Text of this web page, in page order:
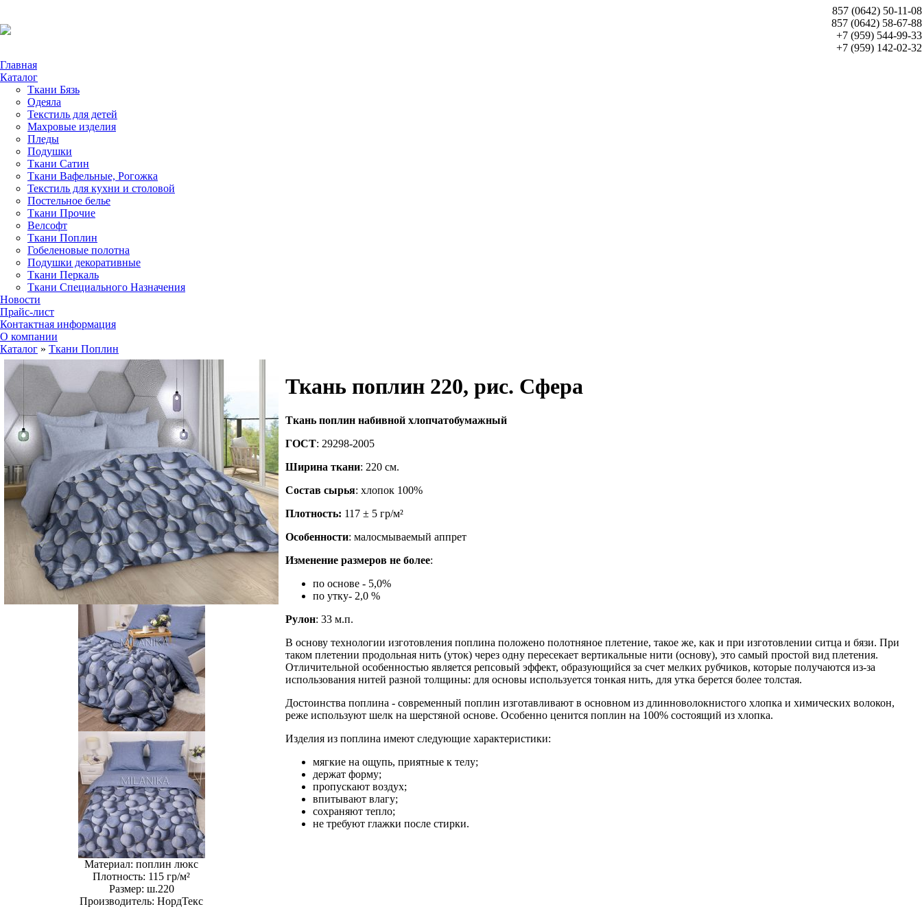
857 (0642) 50-11-08
857 (0642) 58-67-88
+7 (959) 544-99-33
+7 (959) 142-02-32
Главная
Каталог
Ткани Бязь
Одеяла
Текстиль для детей
Махровые изделия
Пледы
Подушки
Ткани Сатин
Ткани Вафельные, Рогожка
Текстиль для кухни и столовой
Постельное белье
Ткани Прочие
Велсофт
Ткани Поплин
Гобеленовые полотна
Подушки декоративные
Ткани Перкаль
Ткани Специального Назначения
Новости
Прайс-лист
Контактная информация
О компании
Каталог » Ткани Поплин
Материал: поплин люкс
Плотность: 115 гр/м²
Размер: ш.220
Производитель: НордТекс
Ткань поплин 220, рис. Сфера
Ткань поплин набивной хлопчатобумажный
ГОСТ: 29298-2005
Ширина ткани: 220 см.
Состав сырья: хлопок 100%
Плотность: 117 ± 5 гр/м²
Особенности: малосмываемый аппрет
Изменение размеров не более:
по основе - 5,0%
по утку- 2,0 %
Рулон: 33 м.п.
В основу технологии изготовления поплина положено полотняное плетение, такое же, как и при изготовлении ситца и бязи. При
таком плетении продольная нить (уток) через одну пересекает вертикальные нити (основу), это самый простой вид плетения.
Отличительной особенностью является репсовый эффект, образующийся за счет мелких рубчиков, которые получаются из-за
использования нитей разной толщины: для основы используется тонкая нить, для утка берется более толстая.
Достоинства поплина - современный поплин изготавливают в основном из длинноволокнистого хлопка и химических волокон,
реже используют шелк на шерстяной основе. Особенно ценится поплин на 100% состоящий из хлопка.
Изделия из поплина имеют следующие характеристики:
мягкие на ощупь, приятные к телу;
держат форму;
пропускают воздух;
впитывают влагу;
сохраняют тепло;
не требуют глажки после стирки.